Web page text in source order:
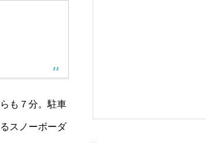
も７分。駐車
スノーボーダ